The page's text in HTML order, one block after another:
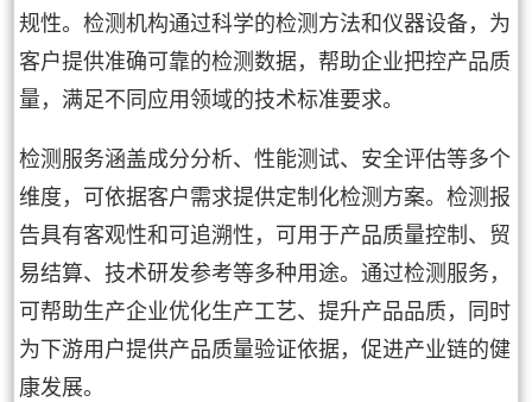
规性。检测机构通过科学的检测方法和仪器设备，为
客户提供准确可靠的检测数据，帮助企业把控产品质
量，满足不同应用领域的技术标准要求。
检测服务涵盖成分分析、性能测试、安全评估等多个
维度，可依据客户需求提供定制化检测方案。检测报
告具有客观性和可追溯性，可用于产品质量控制、贸
易结算、技术研发参考等多种用途。通过检测服务，
可帮助生产企业优化生产工艺、提升产品品质，同时
为下游用户提供产品质量验证依据，促进产业链的健
康发展。